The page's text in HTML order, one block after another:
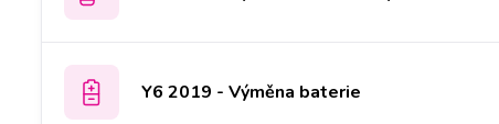
Y6 2019 - Výměna baterie